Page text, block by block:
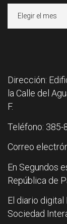
Dirección:
la Calle del
F.
Teléfono:
Correo
En Segundos
República de
El diario digital
Sociedad